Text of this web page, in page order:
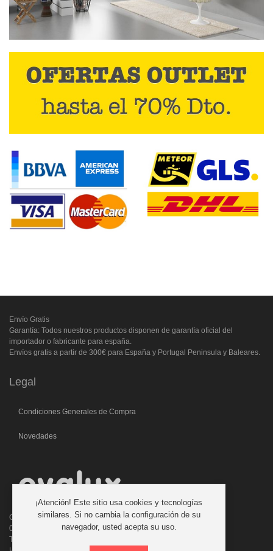
Envío Gratis
Garantía: Todos nuestros productos disponen de garantía oficial del
importador o fabricante para españa.
Envíos gratis a partir de 300€ para España y Portugal Peninsula y Baleares.
Legal
Condiciones Generales de Compra
Novedades
C/. Laforja, 46
08006 BARCELONA (ESPAÑA)
Teléfono: 933 210 593 - 619 711 900
¡Atención! Este sitio usa cookies y tecnologías
similares. Si no cambia la configuración de su
navegador, usted acepta su uso.